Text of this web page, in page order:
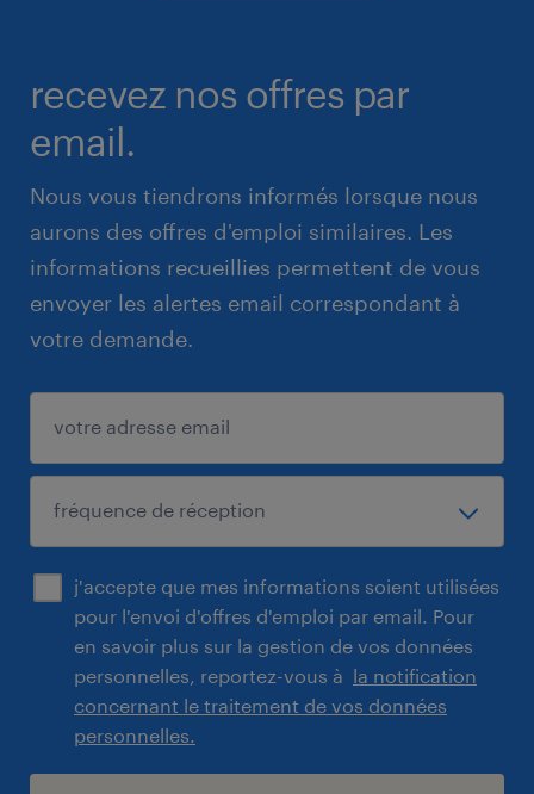
recevez nos offres par
email.
Nous vous tiendrons informés lorsque nous
aurons des offres d'emploi similaires. Les
informations recueillies permettent de vous
envoyer les alertes email correspondant à
votre demande.
j'accepte que mes informations soient utilisées
pour l'envoi d'offres d'emploi par email. Pour
en savoir plus sur la gestion de vos données
personnelles, reportez-vous à la notification
concernant le traitement de vos données
personnelles.